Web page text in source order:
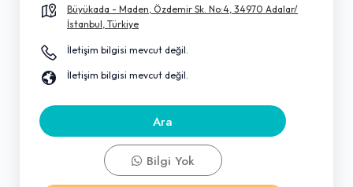
Büyükada - Maden, Özdemir Sk. No:4, 34970 Adalar/
İstanbul, Türkiye
İletişim bilgisi mevcut değil.
İletişim bilgisi mevcut değil.
Ara
Bilgi Yok